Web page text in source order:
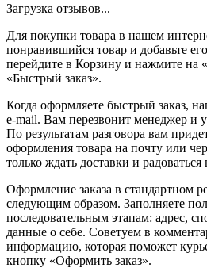
Загрузка отзывов...
Для покупки товара в нашем
понравившийся товар и добавьте
перейдите в Корзину и нажмите на
«Быстрый заказ».
Когда оформляете быстрый заказ,
e-mail. Вам перезвонит менеджер и
По результатам разговора вам
оформления товара на почту или
только ждать доставки и
Оформление заказа в стандартном
следующим образом. Заполняете
последовательным этапам: адрес,
данные о себе. Советуем в
информацию, которая поможет
кнопку «Оформить заказ».